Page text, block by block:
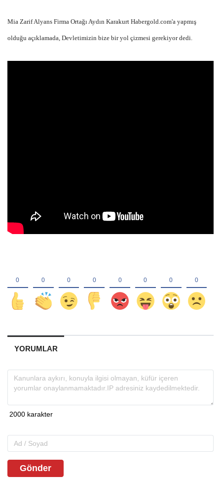
Mia Zarif Alyans Firma Ortağı Aydın Karakurt Habergold.com'a yapmış
olduğu açıklamada, Devletimizin bize bir yol çizmesi gerekiyor dedi.
YORUMLAR
Gönder